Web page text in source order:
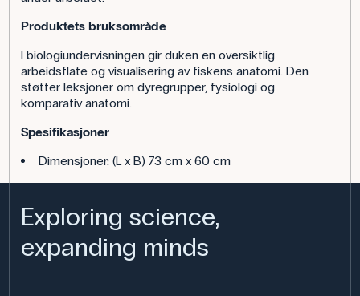
Produktets bruksområde
I biologiundervisningen gir duken en oversiktlig
arbeidsflate og visualisering av fiskens anatomi. Den
støtter leksjoner om dyregrupper, fysiologi og
komparativ anatomi.
Spesifikasjoner
Dimensjoner: (L x B) 73 cm x 60 cm
Exploring science,
expanding minds